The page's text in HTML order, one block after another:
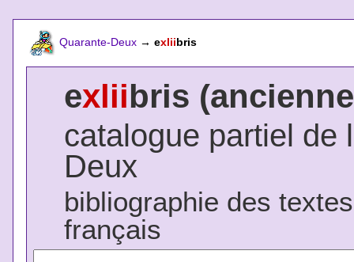
Quarante-Deux → exliibris
exliibris
catalogue partiel de
Deux
bibliographie des
français